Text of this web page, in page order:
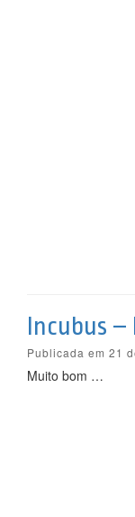
Incubus –
Publicada em 21
Muito bom …